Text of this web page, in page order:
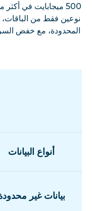
المحدودة، مع خفض
أنواع البيانات
بيانات غير